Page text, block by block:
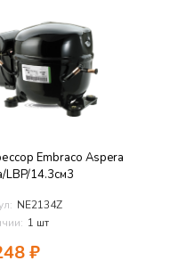
Embraco Aspera
LBP/14.3см3
NE2134Z
1 шт
₽